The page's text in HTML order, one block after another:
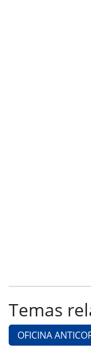
Temas
OFICINA